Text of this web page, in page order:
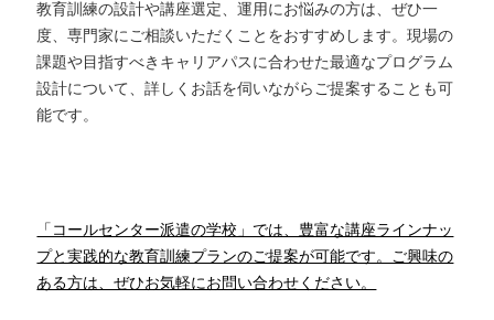
教育訓練の設計や講座選定、運用にお悩みの方は、ぜひ一
度、専門家にご相談いただくことをおすすめします。現場の
課題や目指すべきキャリアパスに合わせた最適なプログラム
設計について、詳しくお話を伺いながらご提案することも可
能です。
「コールセンター派遣の学校」では、豊富な講座ラインナッ
プと実践的な教育訓練プランのご提案が可能です。ご興味の
ある方は、ぜひお気軽にお問い合わせください。